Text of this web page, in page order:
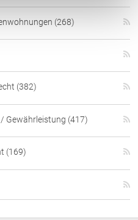
(268)
(382)
Gewährleistung (417)
(169)